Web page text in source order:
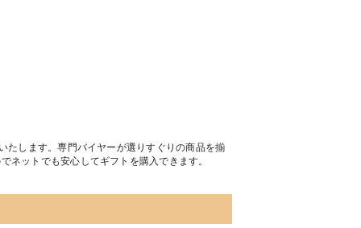
たします。専門バイヤーが選りすぐりの商品を揃
ネットでも安心してギフトを購入できます。